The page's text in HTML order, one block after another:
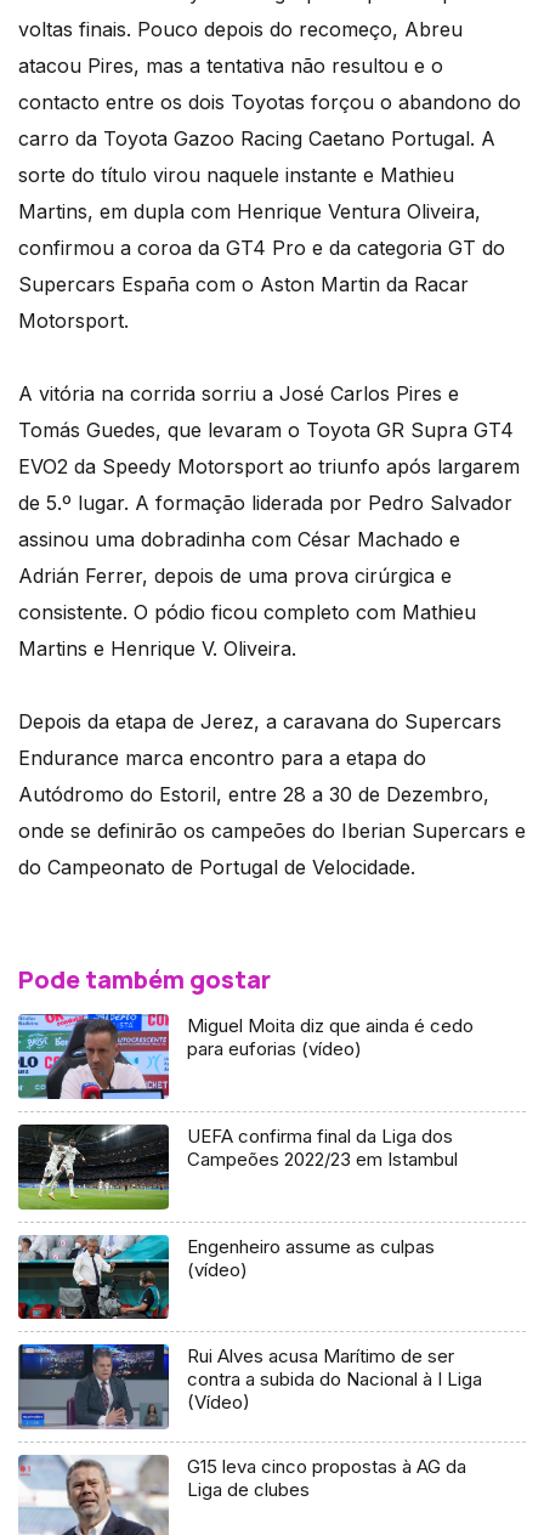
voltas finais. Pouco depois do recomeço, Abreu
atacou Pires, mas a tentativa não resultou e o
contacto entre os dois Toyotas forçou o abandono do
carro da Toyota Gazoo Racing Caetano Portugal. A
sorte do título virou naquele instante e Mathieu
Martins, em dupla com Henrique Ventura Oliveira,
confirmou a coroa da GT4 Pro e da categoria GT do
Supercars España com o Aston Martin da Racar
Motorsport.
A vitória na corrida sorriu a José Carlos Pires e
Tomás Guedes, que levaram o Toyota GR Supra GT4
EVO2 da Speedy Motorsport ao triunfo após largarem
de 5.º lugar. A formação liderada por Pedro Salvador
assinou uma dobradinha com César Machado e
Adrián Ferrer, depois de uma prova cirúrgica e
consistente. O pódio ficou completo com Mathieu
Martins e Henrique V. Oliveira.
Depois da etapa de Jerez, a caravana do Supercars
Endurance marca encontro para a etapa do
Autódromo do Estoril, entre 28 a 30 de Dezembro,
onde se definirão os campeões do Iberian Supercars e
do Campeonato de Portugal de Velocidade.
Pode também gostar
Miguel Moita diz que ainda é cedo
para euforias (vídeo)
UEFA confirma final da Liga dos
Campeões 2022/23 em Istambul
Engenheiro assume as culpas
(vídeo)
Rui Alves acusa Marítimo de ser
contra a subida do Nacional à I Liga
(Vídeo)
G15 leva cinco propostas à AG da
Liga de clubes